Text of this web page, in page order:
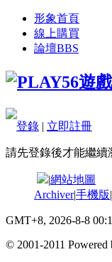
形象首頁
線上購買
論壇BBS
登錄 | 立即註冊
請先登錄後才能繼續
|網站地圖
Archiver|手機版|
GMT+8, 2026-8-8
© 2001-2011 Powered